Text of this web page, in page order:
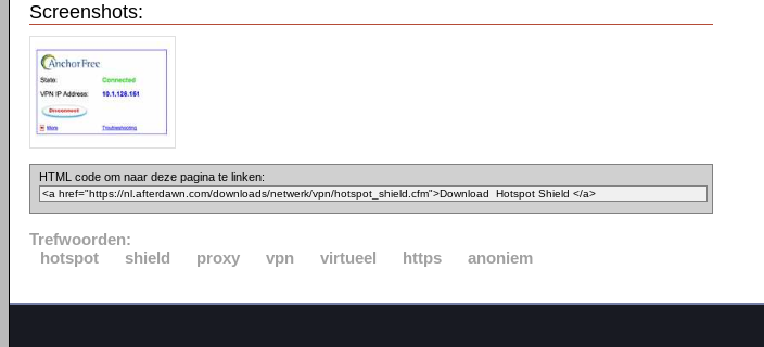
Screenshots:
HTML code om naar deze pagina te linken:
Trefwoorden:
hotspot
shield proxy vpn virtueel https anoniem